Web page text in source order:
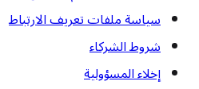
سياسة ملفات تعريف الارتباط
شروط الشركاء
إخلاء المسؤولية